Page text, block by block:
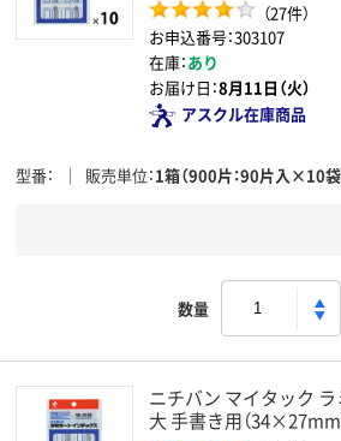
（27件）
お申込番号：303107
在庫：あり
お届け日：8月11日（火）
アスクル在庫商品
型番 販売単位 1箱（900片：90片入×10袋
数量
ニチバン マイタック
大 手書き用（34×27mm